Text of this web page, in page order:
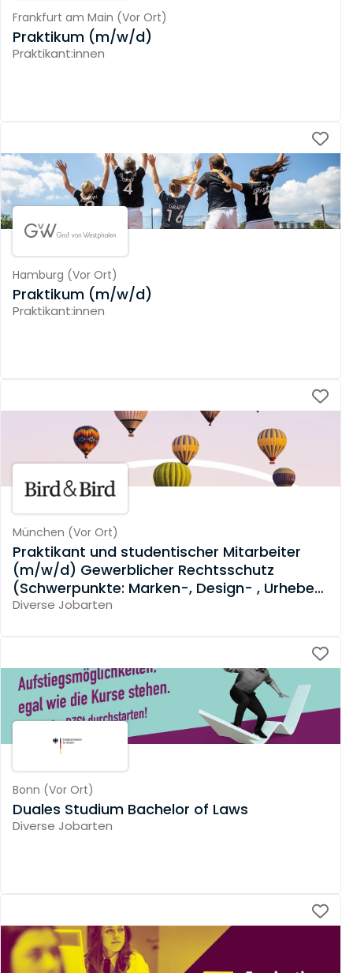
Frankfurt am Main (Vor Ort)
Praktikum (m/w/d)
Praktikant:innen
Hamburg (Vor Ort)
Praktikum (m/w/d)
Praktikant:innen
München (Vor Ort)
Praktikant und studentischer Mitarbeiter
(m/w/d) Gewerblicher Rechtsschutz
(Schwerpunkte: Marken-, Design- , Urheber-
und Wettbewerbsrecht)
Diverse Jobarten
Bonn (Vor Ort)
Duales Studium Bachelor of Laws
Diverse Jobarten